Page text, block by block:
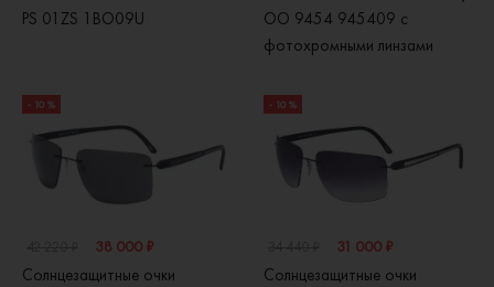
PS 01ZS 1BO09U
OO 9454 945409 с
фотохромными линзами
- 10 %
38 000 ₽
Солнцезащитные очки
- 10 %
31 000 ₽
Солнцезащитные очки